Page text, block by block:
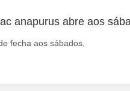
anapurus abre aos
fecha aos sábados.